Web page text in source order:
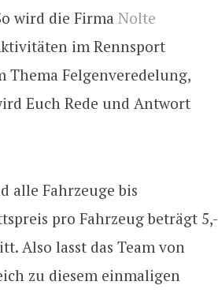
wird die Firma Nolte
im Rennsport
Thema Felgenveredelung,
Euch Rede und Antwort
alle Fahrzeuge bis
pro Fahrzeug beträgt 5,-
Also lasst das Team von
zu diesem einmaligen